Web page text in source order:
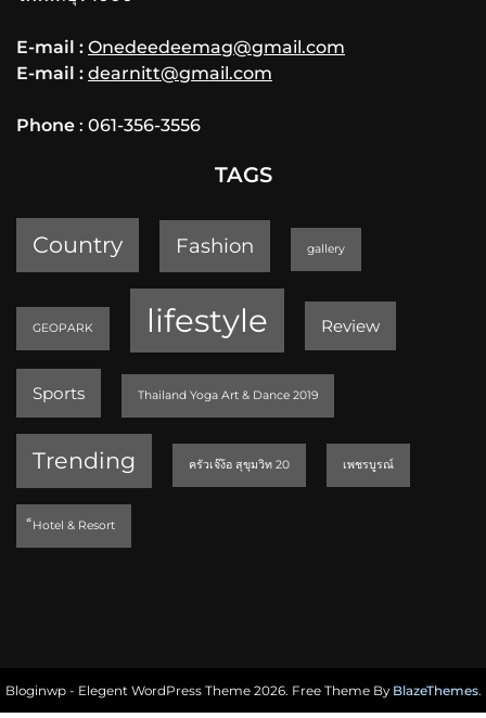
E-mail : Onedeedeemag@gmail.com
E-mail : dearnitt@gmail.com
Phone : 061-356-3556
TAGS
Country Fashion gallery
GEOPARK lifestyle Review
Sports Thailand Yoga Art & Dance 2019
Trending ครัวเจ๊ง้อ สุขุมวิท 20 เพชรบูรณ์
็Hotel & Resort
Bloginwp - Elegent WordPress Theme 2026. Free Theme By BlazeThemes.